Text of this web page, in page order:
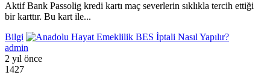
Aktif Bank Passolig kredi kartı maç severlerin sıklıkla tercih ettiği
bir karttır. Bu kart ile...
Bilgi
admin
2 yıl önce
1427